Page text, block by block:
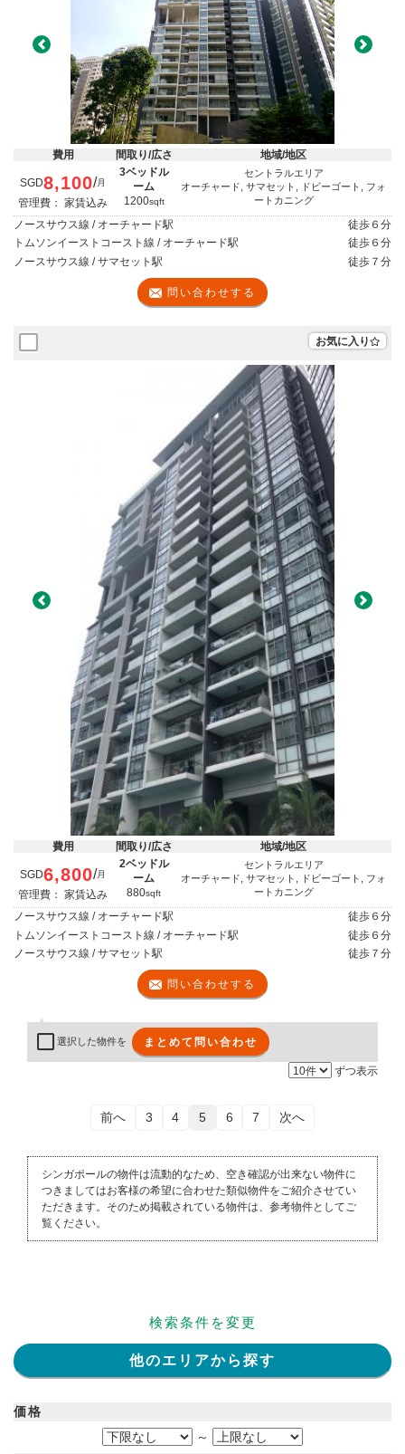
Previous Next
費用 間取り/広さ 地域/地区
SGD8,100/月
管理費： 家賃込み
3ベッドル
ーム
1200sqft
セントラルエリア
オーチャード, サマセット, ドビーゴート, フォ
ートカニング
ノースサウス線 / オーチャード駅 徒歩 ６分
トムソンイーストコースト線 / オーチャード駅
徒歩 ６分
ノースサウス線 / サマセット駅
徒歩 ７分
問い合わせする
お気に入り
Previous Next
費用 間取り/広さ 地域/地区
SGD6,800/月
管理費： 家賃込み
2ベッドル
ーム
880sqft
セントラルエリア
オーチャード, サマセット, ドビーゴート, フォ
ートカニング
ノースサウス線 / オーチャード駅 徒歩 ６分
トムソンイーストコースト線 / オーチャード駅
徒歩 ６分
ノースサウス線 / サマセット駅
徒歩 ７分
問い合わせする
選択した物件を まとめて問い合わせ
ずつ表示
前へ 3 4 5 6 7 次へ
シンガポールの物件は流動的なため、空き確認が出来ない物件に
つきましてはお客様の希望に合わせた類似物件をご紹介させてい
ただきます。そのため掲載されている物件は、参考物件としてご
覧ください。
検索条件を変更
他のエリアから探す
価格
～